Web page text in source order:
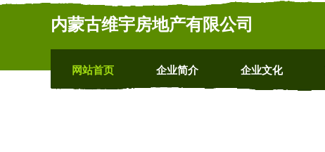
内蒙古维宇房地产有限公司
网站首页 企业简介 企业文化